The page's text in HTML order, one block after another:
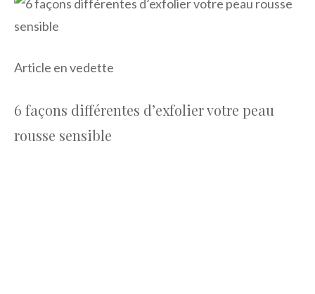
Article en vedette
6 façons différentes d’exfolier votre peau
rousse sensible